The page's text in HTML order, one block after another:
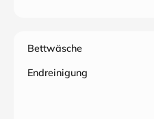
Bettwäsche
Endreinigung